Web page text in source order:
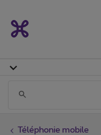
Téléphonie mobile